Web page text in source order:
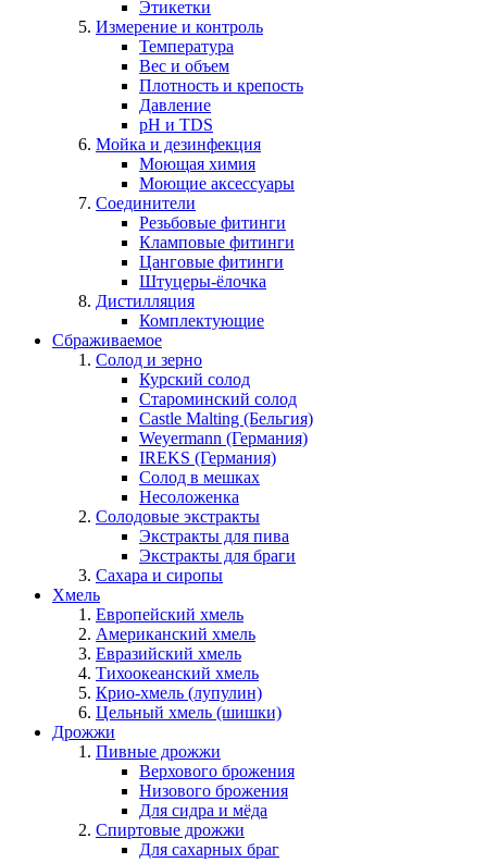
Этикетки
Измерение и контроль
Температура
Вес и объем
Плотность и крепость
Давление
pH и TDS
Мойка и дезинфекция
Моющая химия
Моющие аксессуары
Соединители
Резьбовые фитинги
Кламповые фитинги
Цанговые фитинги
Штуцеры-ёлочка
Дистилляция
Комплектующие
Сбраживаемое
Солод и зерно
Курский солод
Староминский солод
Castle Malting (Бельгия)
Weyermann (Германия)
IREKS (Германия)
Солод в мешках
Несоложенка
Солодовые экстракты
Экстракты для пива
Экстракты для браги
Сахара и сиропы
Хмель
Европейский хмель
Американский хмель
Евразийский хмель
Тихоокеанский хмель
Крио-хмель (лупулин)
Цельный хмель (шишки)
Дрожжи
Пивные дрожжи
Верхового брожения
Низового брожения
Для сидра и мёда
Спиртовые дрожжи
Для сахарных браг